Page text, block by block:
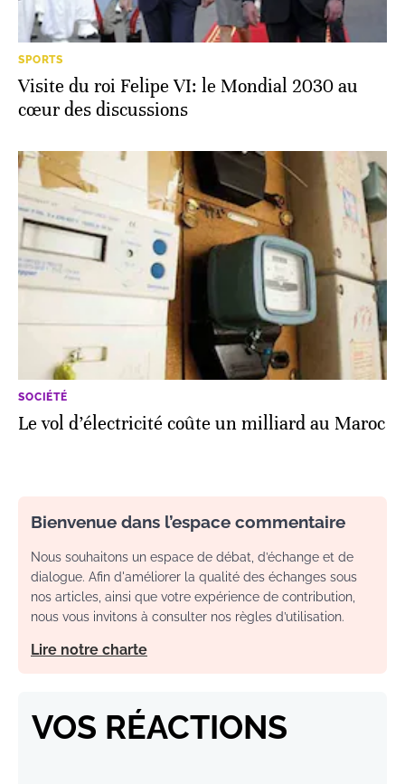
SPORTS
Visite du roi Felipe VI: le Mondial 2030 au
cœur des discussions
SOCIÉTÉ
Le vol d’électricité coûte un milliard au Maroc
Bienvenue dans l’espace commentaire
Nous souhaitons un espace de débat, d’échange et de
dialogue. Afin d'améliorer la qualité des échanges sous
nos articles, ainsi que votre expérience de contribution,
nous vous invitons à consulter nos règles d’utilisation.
Lire notre charte
VOS RÉACTIONS